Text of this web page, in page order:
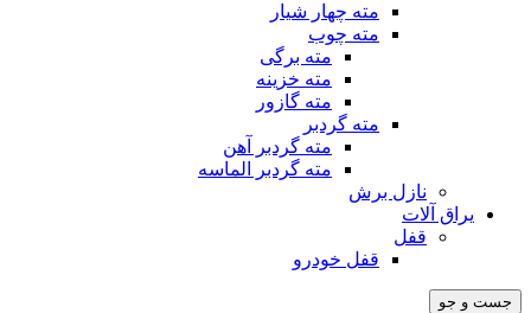
مته چهار شیار
مته چوب
مته برگی
مته خزینه
مته گازور
مته گردبر
مته گردبر آهن
مته گردبر الماسه
نازل برش
یراق آلات
قفل
قفل خودرو
جست و جو